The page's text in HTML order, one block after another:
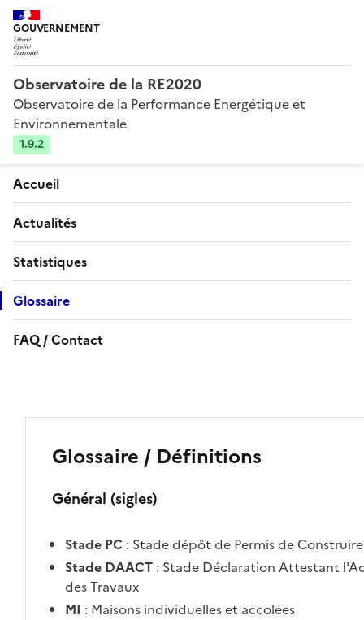
GOUVERNEMENT
Observatoire de la RE2020
Observatoire de la Performance Energétique et
Environnementale
1.9.2
Accueil
Actualités
Statistiques
Glossaire
FAQ / Contact
Glossaire / Définitions
Général (sigles)
Stade PC : Stade dépôt de Permis de Construire
Stade DAACT : Stade Déclaration Attestant
des Travaux
MI : Maisons individuelles et accolées